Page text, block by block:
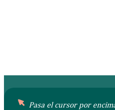
Pasa el cursor por